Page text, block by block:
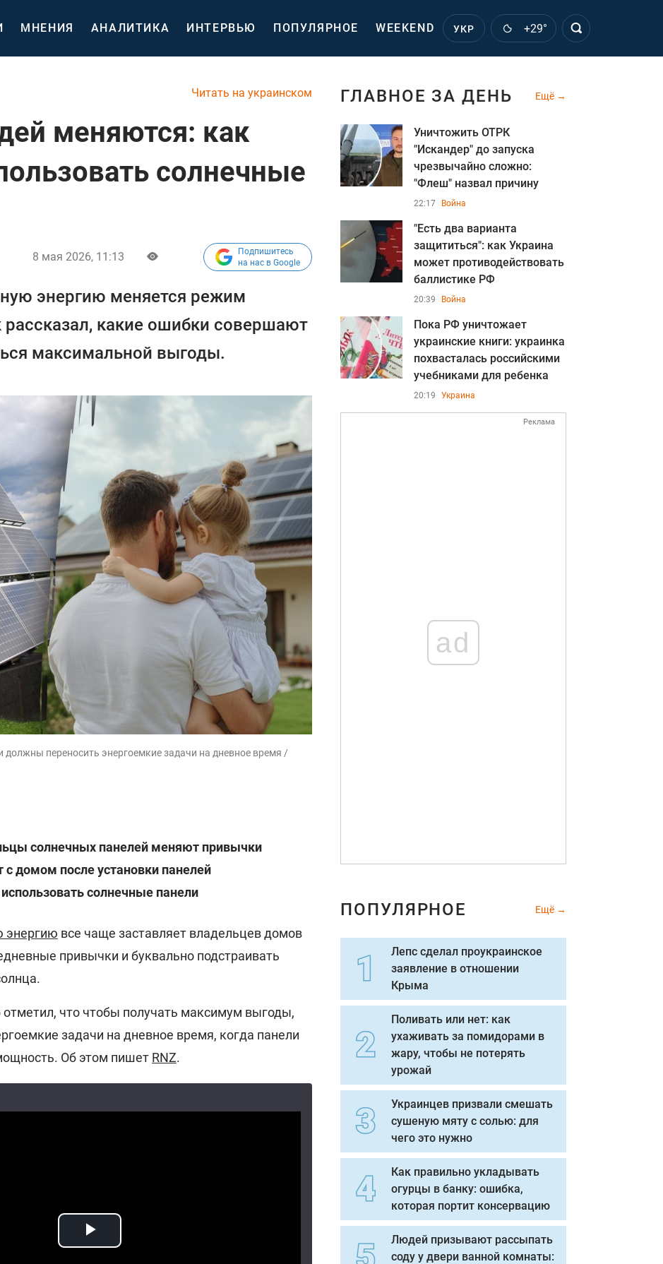
МНЕНИЯ АНАЛИТИКА ИНТЕРВЬЮ ПОПУЛЯРНОЕ WEEKEND УКР +29°
Читать на украинском
меняются: как
солнечные
8 мая 2026, 11:13
Подпишитесь
на нас в Google
энергию меняется режим
рассказал, какие ошибки совершают
максимальной выгоды.
переносить энергоемкие задачи на дневное время /
солнечных панелей меняют привычки
с домом после установки панелей
солнечные панели
энергию все чаще заставляет владельцев домов
привычки и буквально подстраивать
что чтобы получать максимум выгоды,
задачи на дневное время, когда панели
Об этом пишет RNZ.
ГЛАВНОЕ ЗА ДЕНЬ Ещё
Уничтожить ОТРК
"Искандер" до запуска
чрезвычайно сложно:
"Флеш" назвал причину
22:17 Война
"Есть два варианта
защититься": как Украина
может противодействовать
баллистике РФ
20:39 Война
Пока РФ уничтожает
украинские книги: украинка
похвасталась российскими
учебниками для ребенка
20:19 Украина
Реклама
ad
ПОПУЛЯРНОЕ Ещё
Лепс сделал проукраинское
заявление в отношении
Крыма
Поливать или нет: как
ухаживать за помидорами в
жару, чтобы не потерять
урожай
Украинцев призвали смешать
сушеную мяту с солью: для
чего это нужно
Как правильно укладывать
огурцы в банку: ошибка,
которая портит консервацию
Людей призывают рассыпать
соду у двери ванной комнаты: